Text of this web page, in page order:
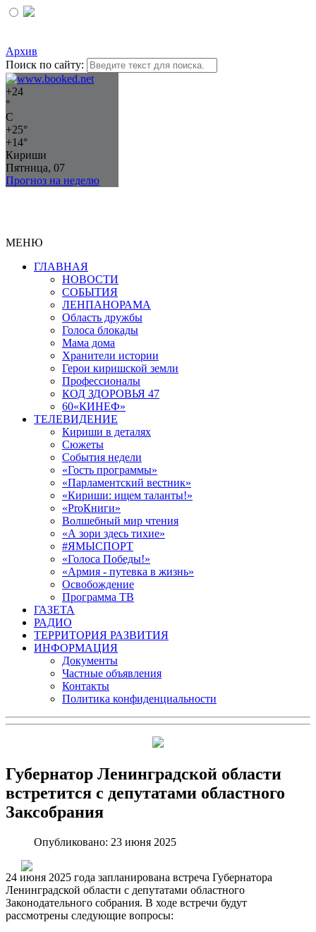
Архив
Поиск по сайту:
+24
°
C
+25°
+14°
Кириши
Пятница, 07
Прогноз на неделю
МЕНЮ
ГЛАВНАЯ
НОВОСТИ
СОБЫТИЯ
ЛЕНПАНОРАМА
Область дружбы
Голоса блокады
Мама дома
Хранители истории
Герои киришской земли
Профессионалы
КОД ЗДОРОВЬЯ 47
60«КИНЕФ»
ТЕЛЕВИДЕНИЕ
Кириши в деталях
Сюжеты
События недели
«Гость программы»
«Парламентский вестник»
«Кириши: ищем таланты!»
«ProКниги»
Волшебный мир чтения
«А зори здесь тихие»
#ЯМЫСПОРТ
«Голоса Победы!»
«Армия - путевка в жизнь»
Освобождение
Программа ТВ
ГАЗЕТА
РАДИО
ТЕРРИТОРИЯ РАЗВИТИЯ
ИНФОРМАЦИЯ
Документы
Частные объявления
Контакты
Политика конфиденциальности
Губернатор Ленинградской области
встретится с депутатами областного
Заксобрания
Опубликовано: 23 июня 2025
24 июня 2025 года запланирована встреча Губернатора
Ленинградской области с депутатами областного
Законодательного собрания. В ходе встречи будут
рассмотрены следующие вопросы: